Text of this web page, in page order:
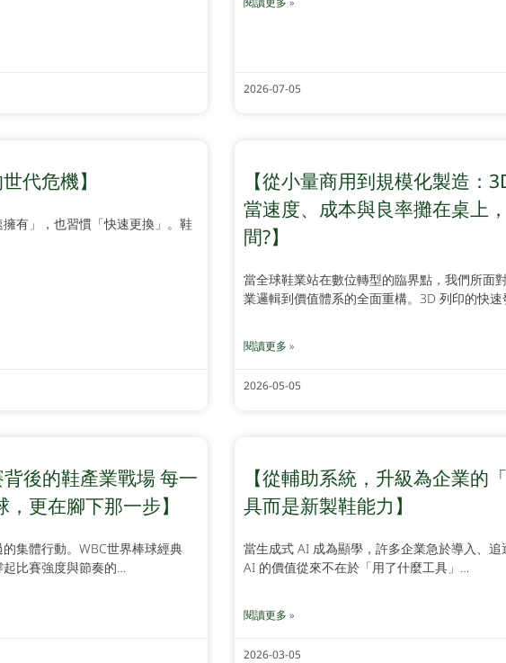
2026-07-05
代危機】
有」，也習慣「快速更換」。鞋
【從小量商用到規模化製造：
當速度、成本與良率攤在桌上
間?】
當全球鞋業站在數位轉型的臨界點，我們所面
業邏輯到價值體系的全面重構。3D 列印的快
閱讀更多 »
2026-05-05
背後的鞋產業戰場 每一
更在腳下那一步】
集體行動。WBC世界棒球經典
比賽強度與節奏的…
【從輔助系統，升級為企業的
具而是新製鞋能力】
當生成式 AI 成為顯學，許多企業急於導入、
AI 的價值從來不在於「用了什麼工具」…
閱讀更多 »
2026-03-05